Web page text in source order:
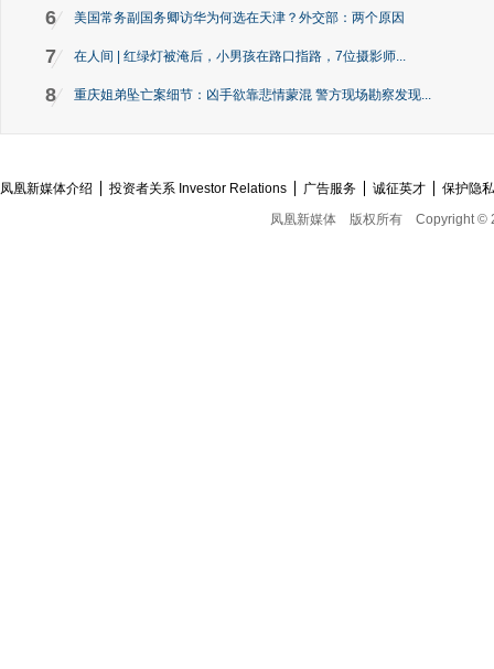
6 美国常务副国务卿访华为何选在天津？外交部：两个原因
7 在人间 | 红绿灯被淹后，小男孩在路口指路，7位摄影师...
8 重庆姐弟坠亡案细节：凶手欲靠悲情蒙混 警方现场勘察发现...
凤凰新媒体介绍 投资者关系 Investor Relations 广告服务 诚征英才
保护隐
凤凰新媒体
版权所有 Copyright ©